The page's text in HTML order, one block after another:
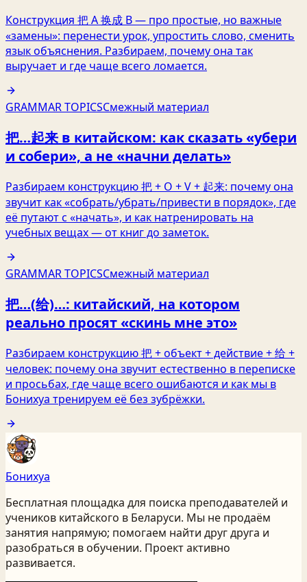
Конструкция 把 A 换成 B — про простые, но важные
«замены»: перенести урок, упростить слово, сменить
язык объяснения. Разбираем, почему она так
выручает и где чаще всего ломается.
GRAMMAR TOPICSСмежный материал
把…起来 в китайском: как сказать «убери
и собери», а не «начни делать»
Разбираем конструкцию 把 + O + V + 起来: почему она
звучит как «собрать/убрать/привести в порядок», где
её путают с «начать», и как натренировать на
учебных вещах — от книг до заметок.
GRAMMAR TOPICSСмежный материал
把…(给)…: китайский, на котором
реально просят «скинь мне это»
Разбираем конструкцию 把 + объект + действие + 给 +
человек: почему она звучит естественно в переписке
и просьбах, где чаще всего ошибаются и как мы в
Бонихуа тренируем её без зубрёжки.
Бонихуа
Бесплатная площадка для поиска преподавателей и
учеников китайского в Беларуси. Мы не продаём
занятия напрямую; помогаем найти друг друга и
разобраться в обучении. Проект активно
развивается.